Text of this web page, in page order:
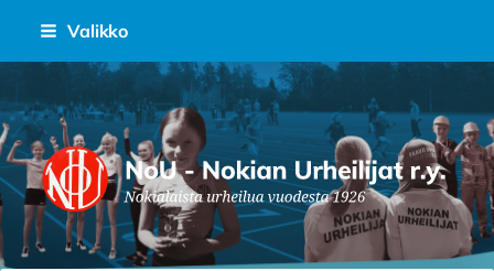
Siirry
sisältöön
Valikko
Nokian Urheilijat Ry.